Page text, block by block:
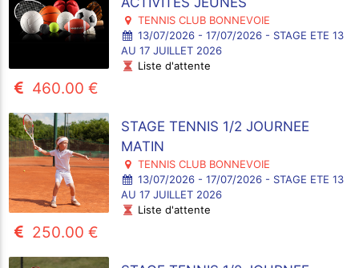
TENNIS CLUB BONNEVOIE
13/07/2026 - 17/07/2026 - STAGE ETE 13
AU 17 JUILLET 2026
Liste d'attente
460.00 €
STAGE TENNIS 1/2 JOURNEE
MATIN
TENNIS CLUB BONNEVOIE
13/07/2026 - 17/07/2026 - STAGE ETE 13
AU 17 JUILLET 2026
Liste d'attente
250.00 €